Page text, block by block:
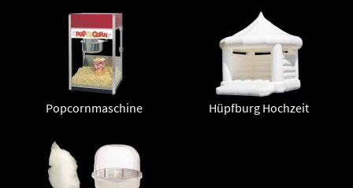
Popcornmaschine Hüpfburg Hochzeit